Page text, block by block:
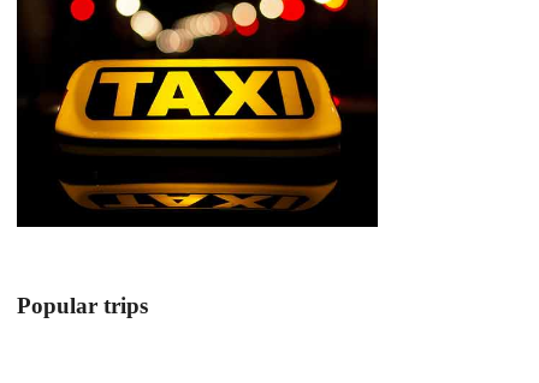
Popular trips